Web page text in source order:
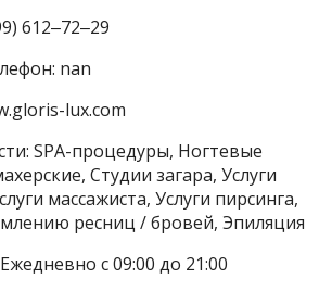
612‒72‒29
nan
lux.com
SPA-процедуры, Ногтевые
Студии загара, Услуги
массажиста, Услуги пирсинга,
ресниц / бровей, Эпиляция
с 09:00 до 21:00